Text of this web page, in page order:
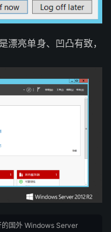
漂亮单身、凹凸有致，
的国外 Windows Server